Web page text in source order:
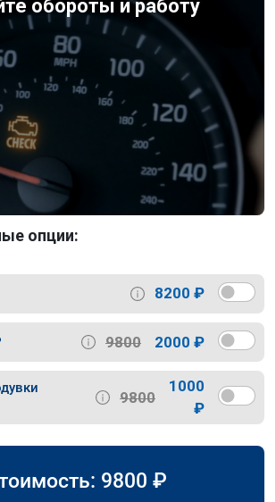
обороты и работу
опции:
8200 ₽
9800 2000 ₽
9800
1000
₽
9800 ₽